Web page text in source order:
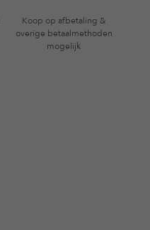
Koop op afbetaling &
overige betaalmethoden
mogelijk